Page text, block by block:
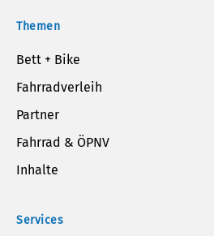
Themen
Bett + Bike
Fahrradverleih
Partner
Fahrrad & ÖPNV
Inhalte
Services